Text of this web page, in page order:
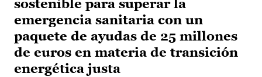
sostenible para superar la
emergencia sanitaria con un
paquete de ayudas de 25 millones
de euros en materia de transición
energética justa